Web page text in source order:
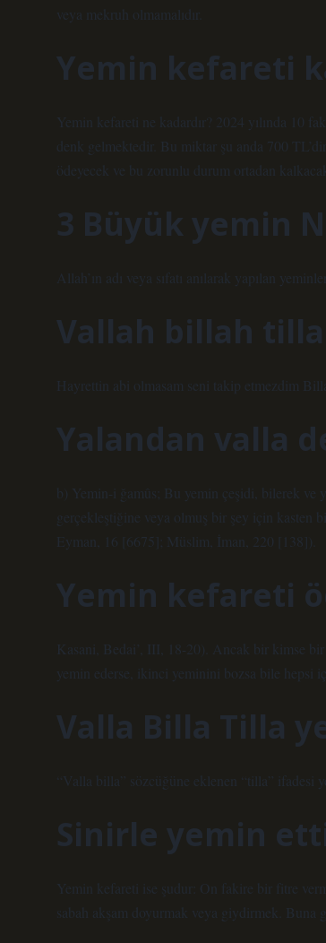
veya mekruh olmamalıdır.
Yemin kefareti
Yemin kefareti ne kadardır? 2024 yılında 10
denk gelmektedir. Bu miktar şu anda 700
ödeyecek ve bu zorunlu durum ortadan
3 Büyük yemin
Allah’ın adı veya sıfatı anılarak yapılan
Vallah billah
Hayrettin abi olmasam seni takip etmezdim
Yalandan valla
b) Yemin-i ğamûs; Bu yemin çeşidi, bilerek ve
gerçekleştiğine veya olmuş bir şey için kasten
Eyman, 16 [6675]; Müslim, İman, 220 [138]).
Yemin kefareti
Kasani, Bedai’, III, 18-20). Ancak bir kimse bir
yemin ederse, ikinci yeminini bozsa bile hepsi
Valla Billa Tilla
“Valla billa” sözcüğüne eklenen “tilla” ifadesi
Sinirle yemin
Yemin kefareti ise şudur: On fakire bir fitre
sabah akşam doyurmak veya giydirmek. Buna